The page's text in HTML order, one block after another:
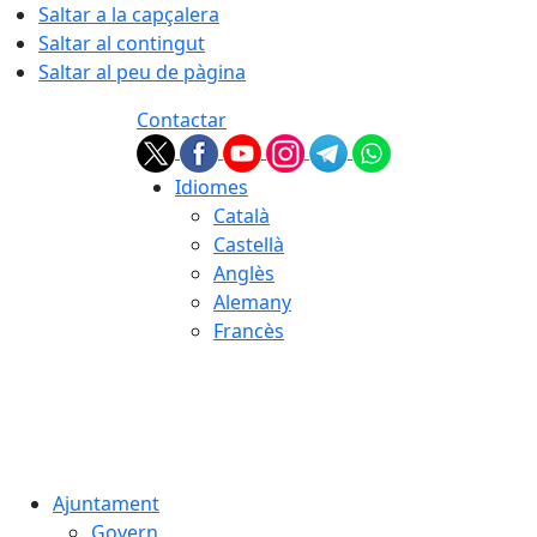
Saltar a la capçalera
Saltar al contingut
Saltar al peu de pàgina
Contactar
Idiomes
Català
Castellà
Anglès
Alemany
Francès
Ajuntament